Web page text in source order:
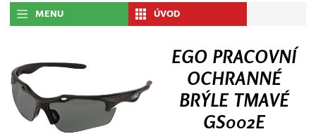
MENU
ÚVOD
EGO PRACOVNÍ
OCHRANNÉ
BRÝLE TMAVÉ
GS002E